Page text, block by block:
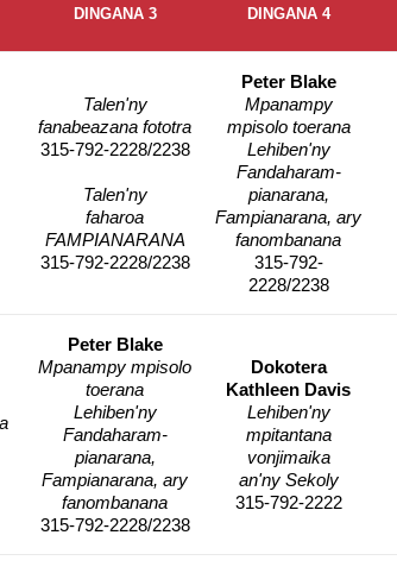
DINGANA 3 DINGANA 4
Talen'ny
fanabeazana fototra
315-792-2228/2238
Talen'ny
faharoa
FAMPIANARANA
315-792-2228/2238
Peter Blake
Mpanampy
mpisolo toerana
Lehiben'ny
Fandaharam-
pianarana,
Fampianarana, ary
fanombanana
315-792-
2228/2238
Peter Blake
Mpanampy mpisolo
toerana
Lehiben'ny
Fandaharam-
pianarana,
Fampianarana, ary
fanombanana
315-792-2228/2238
Dokotera
Kathleen Davis
Lehiben'ny
mpitantana
vonjimaika
an'ny Sekoly
315-792-2222